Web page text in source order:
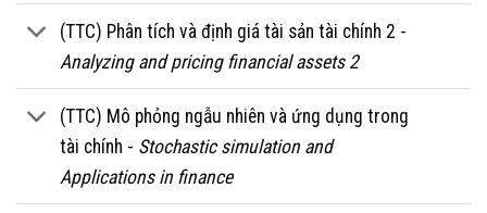
(TTC) Phân tích và định giá tài sản tài chính 2 -
Analyzing and pricing financial assets 2
(TTC) Mô phỏng ngẫu nhiên và ứng dụng trong
tài chính - Stochastic simulation and
Applications in finance